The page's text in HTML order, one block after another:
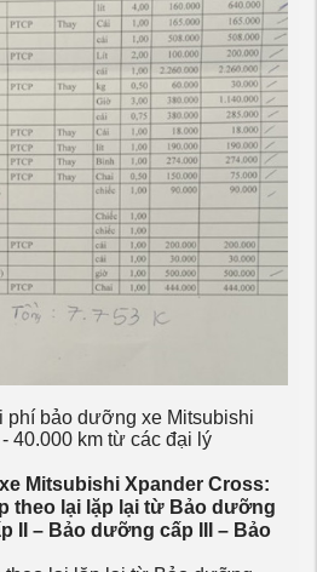
phí bảo dưỡng xe Mitsubishi
40.000 km từ các đại lý
Mitsubishi Xpander Cross:
theo lại lặp lại từ Bảo dưỡng
II – Bảo dưỡng cấp III – Bảo